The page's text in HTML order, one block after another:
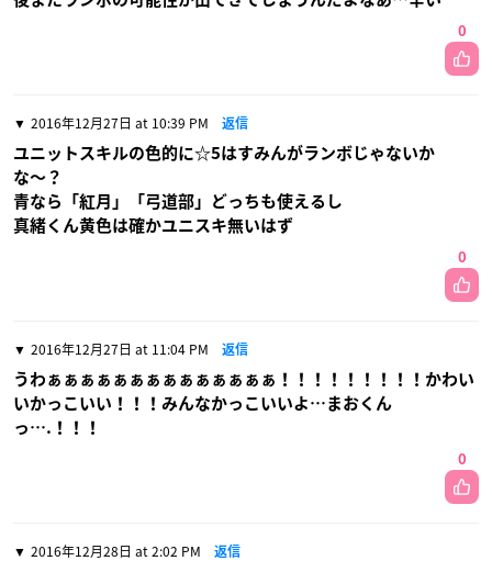
0
2016年12月27日 at 10:39 PM 返信
ユニットスキルの色的に☆5はすみんがランボじゃないか
な〜？
青なら「紅月」「弓道部」どっちも使えるし
真緒くん黄色は確かユニスキ無いはず
0
2016年12月27日 at 11:04 PM 返信
うわぁぁぁぁぁぁぁぁぁぁぁぁぁぁ！！！！！！！！！かわい
いかっこいい！！！みんなかっこいいよ…まおくん
っ….！！！
0
2016年12月28日 at 2:02 PM 返信